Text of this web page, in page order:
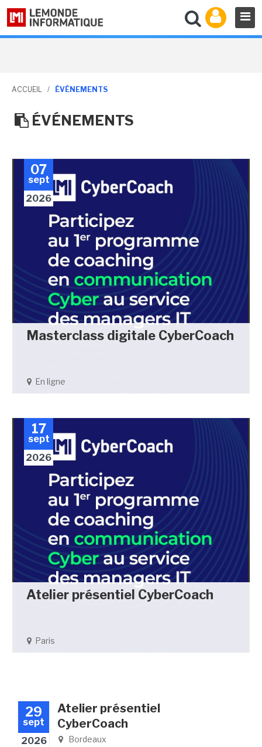
ACCUEIL / ÉVÉNEMENTS
ÉVÉNEMENTS
07
sept
2026
Masterclass digitale CyberCoach
En ligne
17
sept
2026
Atelier présentiel CyberCoach
Paris
29
sept
2026
Atelier présentiel
CyberCoach
Bordeaux